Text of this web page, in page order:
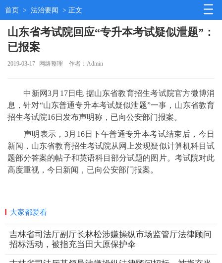
首页 > 法治要闻 > 正文
山东省考试院回应“专升本考试疑似泄题”：
已报案
2019-03-17 网络整理 作者：Admin
中新网3月17日电 据山东省教育招生考试院官方微博消
息，针对“山东普通专升本考试疑似泄题”一事，山东省教育
招生考试院16日发布声明称，已向公安部门报案。
声明表示，3月16日下午普通专升本考试结束后，今日
新闻，山东省教育招生考试院从网上发现疑似计算机科目试
题部分答案的帖子和英语科目部分试题的图片。考试院对此
高度重视，今日新闻，已向公安部门报案。
大家都爱看
吉林省司法厅副厅长林松涉嫌操纵市场监管厅法律顾问
招标活动，被指充当田大原保护伞